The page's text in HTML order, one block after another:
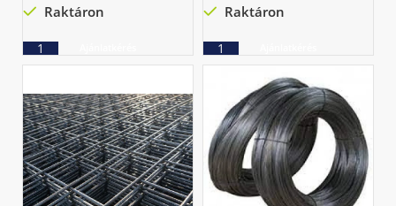
Raktáron Raktáron